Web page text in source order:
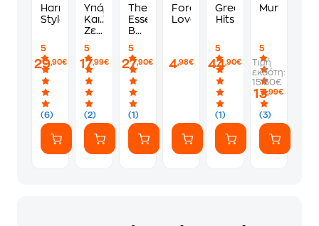
Harry
Styles
5
(6)
29,90€
Υπάρχει
Και..Το
Ζεϊμπέκικο
5
(2)
17,99€
The
Essential
Bob
5
(1)
27,90€
Forever
Love
4,98€
Greatest
Hits
5
(1)
44,90€
Murdoku
5
(3)
Τιμή
εκδότη:
15.50€
13,99€